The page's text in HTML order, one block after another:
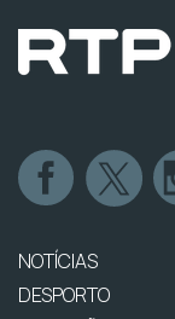
NOTÍCIAS
DESPORTO